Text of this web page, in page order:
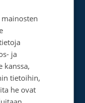
SWEDISH
ja
kanssa,
tietoihin,
he ovat